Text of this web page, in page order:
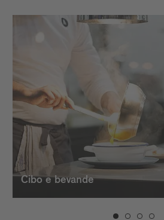
Cibo e bevande